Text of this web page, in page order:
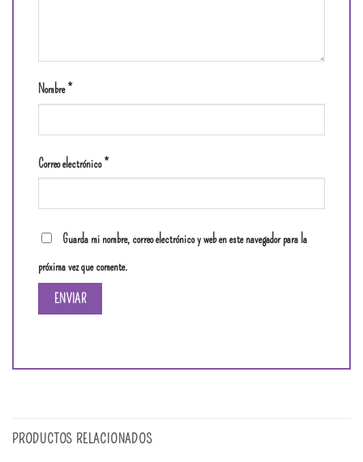
Nombre*
Correo electrónico*
Guarda mi nombre, correo electrónico y web en este navegador para la
próxima vez que comente.
PRODUCTOS RELACIONADOS